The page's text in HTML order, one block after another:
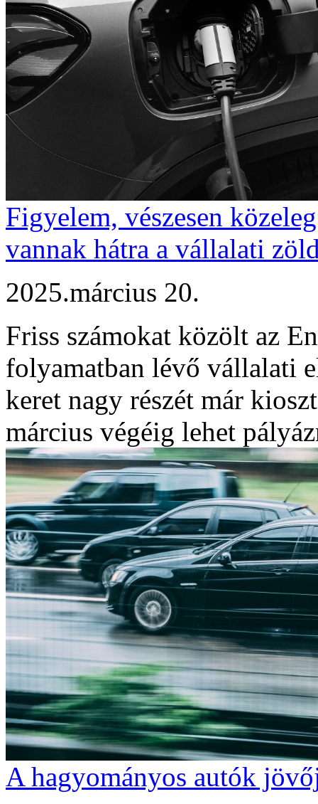
Figyelem, vészesen
vannak hátra a vállalati
2025.március 20.
Friss számokat közölt az
folyamatban lévő vállalati
keret nagy részét már
március végéig lehet
A hagyományos autók